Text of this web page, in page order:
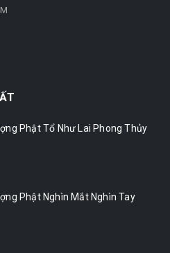
Phật Tổ Như Lai Phong Thủy
Phật Nghìn Mắt Nghìn Tay